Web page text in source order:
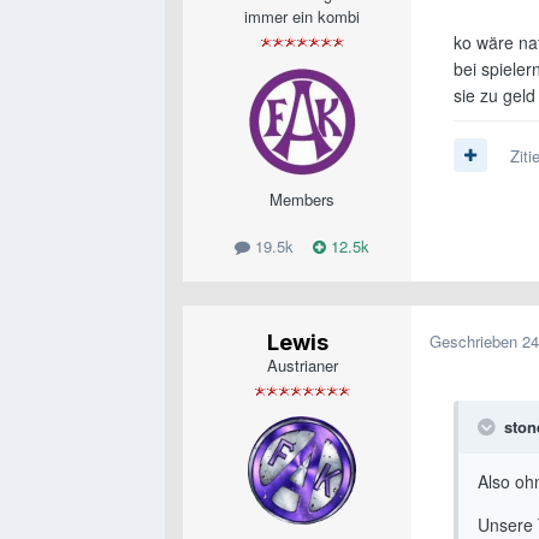
immer ein kombi
Members
19.5k 12.5k
ko wäre
bei
sie zu
Lewis
Austrianer
Geschrieben
Also
Unsere